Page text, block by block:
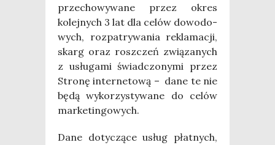
prze­cho­wy­wa­ne przez okres
kolej­nych 3 lat dla celów dowo­do­
wych, roz­pa­try­wa­nia rekla­ma­cji,
skarg oraz rosz­czeń zwią­za­nych
z usłu­ga­mi świad­czo­ny­mi przez
Stro­nę inter­ne­to­wą – dane te nie
będą wyko­rzy­sty­wa­ne do celów
marketingowych.
Dane doty­czą­ce usług płat­nych,